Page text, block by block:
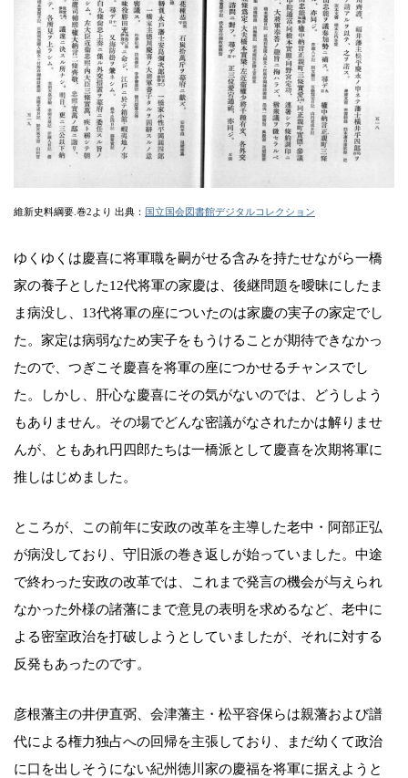
維新史料綱要.巻2より 出典： 国立国会図書館デジタルコレクション
ゆくゆくは慶喜に将軍職を嗣がせる含みを持たせながら一橋
家の養子とした12代将軍の家慶は、後継問題を曖昧にしたま
ま病没し、13代将軍の座についたのは家慶の実子の家定でし
た。家定は病弱なため実子をもうけることが期待できなかっ
たので、つぎこそ慶喜を将軍の座につかせるチャンスでし
た。しかし、肝心な慶喜にその気がないのでは、どうしよう
もありません。その場でどんな密議がなされたかは解りませ
んが、ともあれ円四郎たちは一橋派として慶喜を次期将軍に
推しはじめました。
ところが、この前年に安政の改革を主導した老中・阿部正弘
が病没しており、守旧派の巻き返しが始っていました。中途
で終わった安政の改革では、これまで発言の機会が与えられ
なかった外様の諸藩にまで意見の表明を求めるなど、老中に
よる密室政治を打破しようとしていましたが、それに対する
反発もあったのです。
彦根藩主の井伊直弼、会津藩主・松平容保らは親藩および譜
代による権力独占への回帰を主張しており、まだ幼くて政治
に口を出しそうにない紀州徳川家の慶福を将軍に据えようと